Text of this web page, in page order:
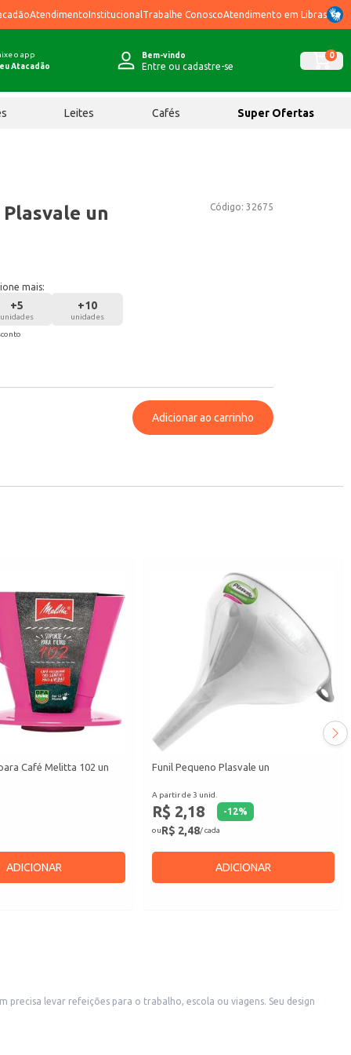
AtendimentoInstitucional Trabalhe ConoscoAtendimento em Libras
o app
Atacadão
Bem-vindo
Entre ou cadastre-se
0
Leites Cafés Super Ofertas
Código: 32675
un
mais:
+5
unidades
+10
unidades
Adicionar ao carrinho
Café Melitta 102 un
ADICIONAR
Funil Pequeno Plasvale un
A partir de 3 unid.
R$ 2,18 -12%
ouR$ 2,48/ cada
ADICIONAR
levar refeições para o trabalho, escola ou viagens. Seu design